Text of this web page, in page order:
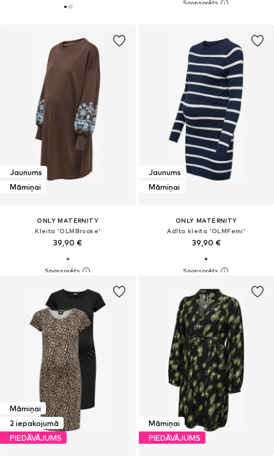
Jaunums
Māmiņai
ONLY MATERNITY
Kleita 'OLMBrooke'
39,90 €
Jaunums
Māmiņai
ONLY MATERNITY
Adīta kleita 'OLMFemi'
39,90 €
Māmiņai
2 iepakojumā
PIEDĀVĀJUMS
Māmiņai
PIEDĀVĀJUMS